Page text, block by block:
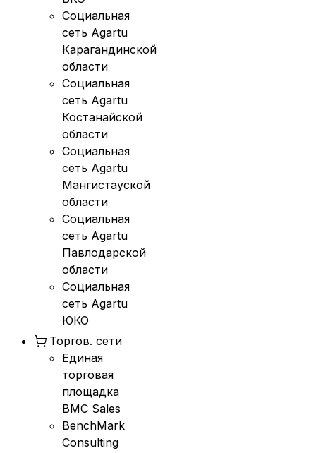
Социальная
сеть Agartu
Карагандинской
области
Социальная
сеть Agartu
Костанайской
области
Социальная
сеть Agartu
Мангистауской
области
Социальная
сеть Agartu
Павлодарской
области
Социальная
сеть Agartu
ЮКО
Торгов. сети
Единая
торговая
площадка
BMC Sales
BenchMark
Consulting